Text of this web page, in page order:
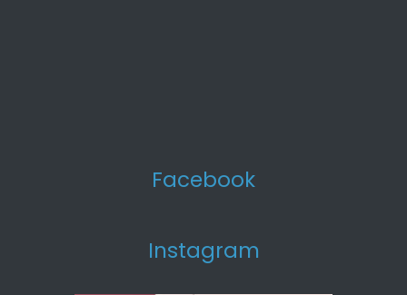
Facebook
Instagram